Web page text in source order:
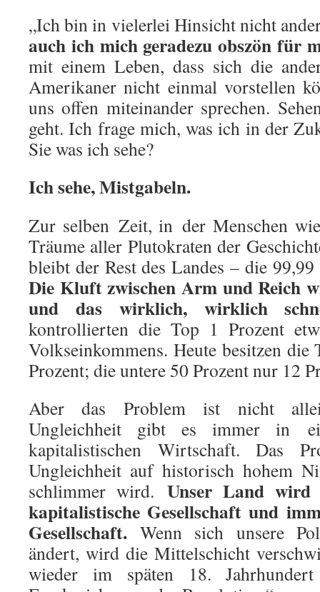
„Ich bin in vielerlei Hinsicht nicht
auch ich mich geradezu obszön für
mit einem Leben, dass sich die
Amerikaner nicht einmal vorstellen
uns offen miteinander sprechen.
geht. Ich frage mich, was ich in der
Sie was ich sehe?
Ich sehe, Mistgabeln.
Zur selben Zeit, in der Menschen
Träume aller Plutokraten der
bleibt der Rest des Landes – die
Die Kluft zwischen Arm und Reich
und das wirklich, wirklich
kontrollierten die Top 1 Prozent
Volkseinkommens. Heute besitzen
Prozent; die untere 50 Prozent nur 12
Aber das Problem ist nicht
Ungleichheit gibt es immer in
kapitalistischen Wirtschaft. Das
Ungleichheit auf historisch hohem
schlimmer wird. Unser Land wird
kapitalistische Gesellschaft und
Gesellschaft. Wenn sich unsere
ändert, wird die Mittelschicht
wieder im späten 18.